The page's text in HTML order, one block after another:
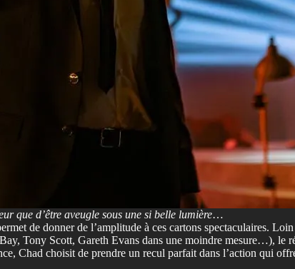
que d’être aveugle sous une si belle lumière…
de donner de l’amplitude à ces cartons spectaculaires.
Tony Scott, Gareth Evans dans une moindre mesure…), le
Chad choisit de prendre un recul parfait dans l’action qui